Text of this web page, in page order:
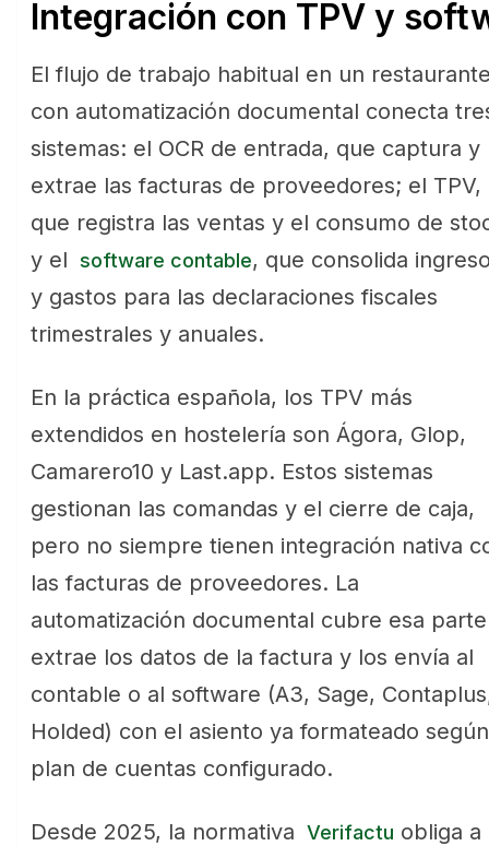
Integración con TPV y
El flujo de trabajo habitual en un
con automatización documental conecta
sistemas: el OCR de entrada, que captura y
extrae las facturas de proveedores; el TPV,
que registra las ventas y el consumo de
y el software contable, que consolida
y gastos para las declaraciones fiscales
trimestrales y anuales.
En la práctica española, los TPV más
extendidos en hostelería son Ágora, Glop,
Camarero10 y Last.app. Estos sistemas
gestionan las comandas y el cierre de caja,
pero no siempre tienen integración nativa
las facturas de proveedores. La
automatización documental cubre esa
extrae los datos de la factura y los envía al
contable o al software (A3, Sage,
Holded) con el asiento ya formateado
plan de cuentas configurado.
Desde 2025, la normativa Verifactu obliga a